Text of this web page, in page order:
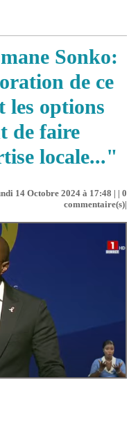
Sonko:
de ce
les options
de faire
locale..."
14 Octobre 2024 à 17:48 | | 0
commentaire(s)|